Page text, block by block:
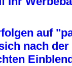
auf
nach der